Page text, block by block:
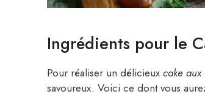
Ingrédients pour le
Pour réaliser un délicieux cake
savoureux. Voici ce dont vous